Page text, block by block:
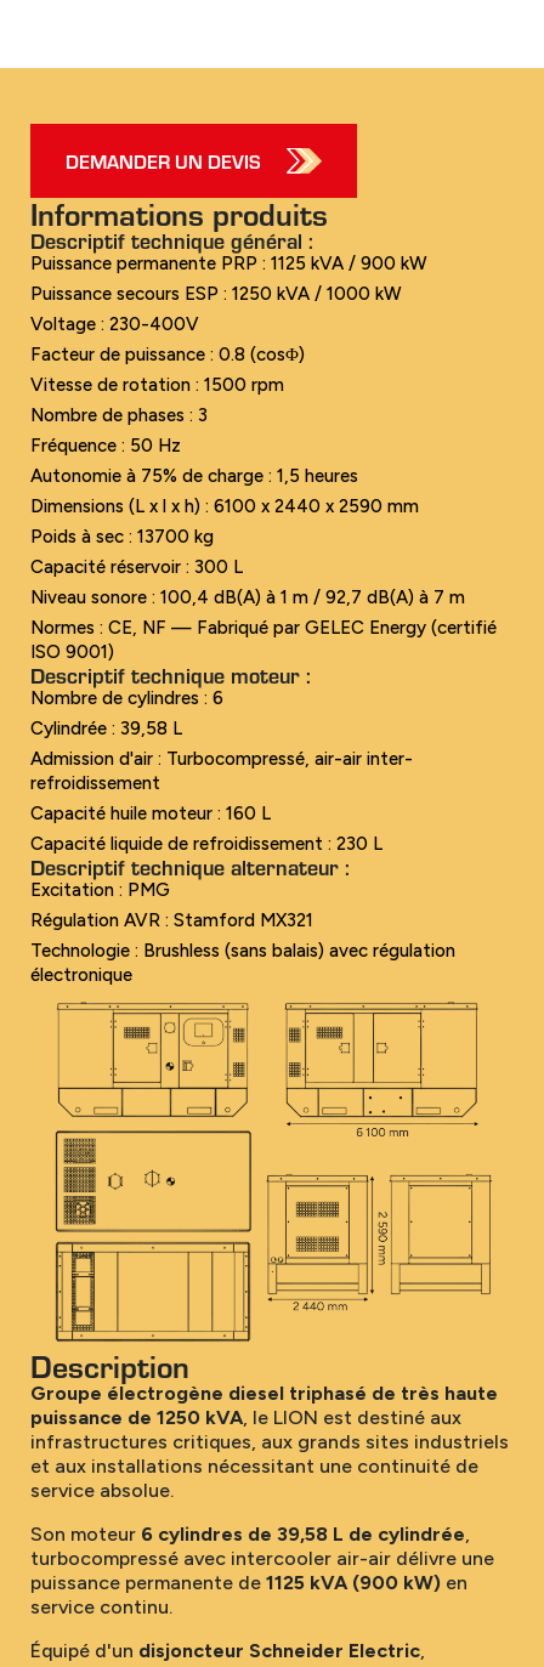
DEMANDER UN DEVIS
Informations produits
Descriptif technique général :
Puissance permanente PRP : 1125 kVA / 900 kW
Puissance secours ESP : 1250 kVA / 1000 kW
Voltage : 230-400V
Facteur de puissance : 0.8 (cosΦ)
Vitesse de rotation : 1500 rpm
Nombre de phases : 3
Fréquence : 50 Hz
Autonomie à 75% de charge : 1,5 heures
Dimensions (L x l x h) : 6100 x 2440 x 2590 mm
Poids à sec : 13700 kg
Capacité réservoir : 300 L
Niveau sonore : 100,4 dB(A) à 1 m / 92,7 dB(A) à 7 m
Normes : CE, NF — Fabriqué par GELEC Energy (certifié
ISO 9001)
Descriptif technique moteur :
Nombre de cylindres : 6
Cylindrée : 39,58 L
Admission d'air : Turbocompressé, air-air inter-
refroidissement
Capacité huile moteur : 160 L
Capacité liquide de refroidissement : 230 L
Descriptif technique alternateur :
Excitation : PMG
Régulation AVR : Stamford MX321
Technologie : Brushless (sans balais) avec régulation
électronique
Description
Groupe électrogène diesel triphasé de très haute
puissance de 1250 kVA , le LION est destiné aux
infrastructures critiques, aux grands sites industriels
et aux installations nécessitant une continuité de
service absolue.
Son moteur 6 cylindres de 39,58 L de cylindrée
turbocompressé avec intercooler air-air délivre une
puissance permanente de 1125 kVA (900 kW) en
service continu.
Équipé d'un disjoncteur Schneider Electric